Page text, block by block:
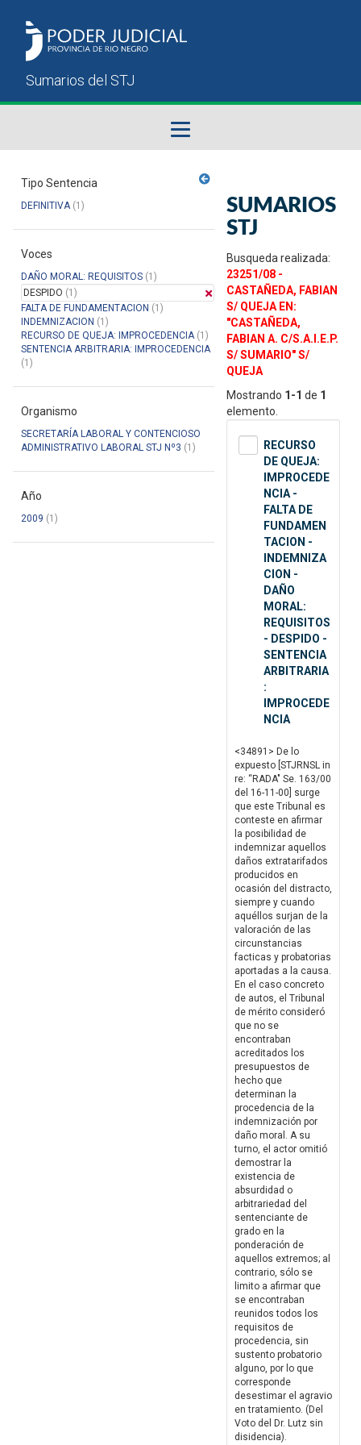
Sumarios del STJ
Manual del Usuario
Tipo Sentencia
DEFINITIVA(1)
Voces
DAÑO MORAL: REQUISITOS (1)
DESPIDO (1)
FALTA DE FUNDAMENTACION (1)
INDEMNIZACION (1)
RECURSO DE QUEJA: IMPROCEDENCIA(1)
SENTENCIA ARBITRARIA: IMPROCEDENCIA
(1)
Organismo
SECRETARÍA LABORAL Y CONTENCIOSO
ADMINISTRATIVO LABORAL STJ Nº3 (1)
Año
2009 (1)
SUMARIOS
STJ
Busqueda realizada:
23251/08 -
CASTAÑEDA, FABIAN
S/ QUEJA EN:
"CASTAÑEDA,
FABIAN A. C/S.A.I.E.P.
S/ SUMARIO" S/
QUEJA
Mostrando 1-1 de 1
elemento.
RECURSO
DE QUEJA:
IMPROCEDE
NCIA -
FALTA DE
FUNDAMEN
TACION -
INDEMNIZA
CION -
DAÑO
MORAL:
REQUISITOS
- DESPIDO -
SENTENCIA
ARBITRARIA
:
IMPROCEDE
NCIA
<34891> De lo
expuesto [STJRNSL in
re: “RADA" Se. 163/00
del 16-11-00] surge
que este Tribunal es
conteste en afirmar
la posibilidad de
indemnizar aquellos
daños extratarifados
producidos en
ocasión del distracto,
siempre y cuando
aquéllos surjan de la
valoración de las
circunstancias
facticas y probatorias
aportadas a la causa.
En el caso concreto
de autos, el Tribunal
de mérito consideró
que no se
encontraban
acreditados los
presupuestos de
hecho que
determinan la
procedencia de la
indemnización por
daño moral. A su
turno, el actor omitió
demostrar la
existencia de
absurdidad o
arbitrariedad del
sentenciante de
grado en la
ponderación de
aquellos extremos; al
contrario, sólo se
limito a afirmar que
se encontraban
reunidos todos los
requisitos de
procedencia, sin
sustento probatorio
alguno, por lo que
corresponde
desestimar el agravio
en tratamiento. (Del
Voto del Dr. Lutz sin
disidencia).